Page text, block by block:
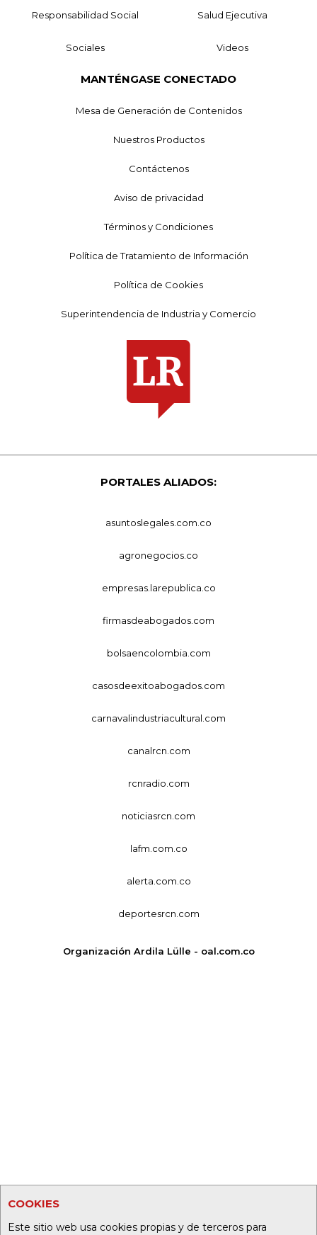
COOKIES
Este sitio web usa cookies propias y de terceros para
Responsabilidad Social Salud Ejecutiva
Sociales Videos
MANTÉNGASE CONECTADO
Mesa de Generación de Contenidos
Nuestros Productos
Contáctenos
Aviso de privacidad
Términos y Condiciones
Política de Tratamiento de Información
Política de Cookies
Superintendencia de Industria y Comercio
PORTALES ALIADOS:
asuntoslegales.com.co
agronegocios.co
empresas.larepublica.co
firmasdeabogados.com
bolsaencolombia.com
casosdeexitoabogados.com
carnavalindustriacultural.com
canalrcn.com
rcnradio.com
noticiasrcn.com
lafm.com.co
alerta.com.co
deportesrcn.com
Organización Ardila Lülle - oal.com.co